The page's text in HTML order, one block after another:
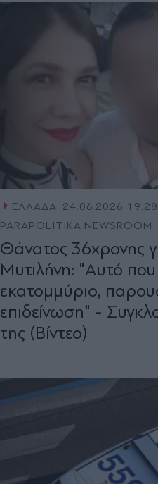
ΕΛΛΑΔΑ 24.06.2026 19:28
PARAPOLITIKA NEWSROOM
Θάνατος 36χρονης
Μυτιλήνη: "Αυτό που
εκατομμύριο,
επιδείνωση" -
της (Βίντεο)